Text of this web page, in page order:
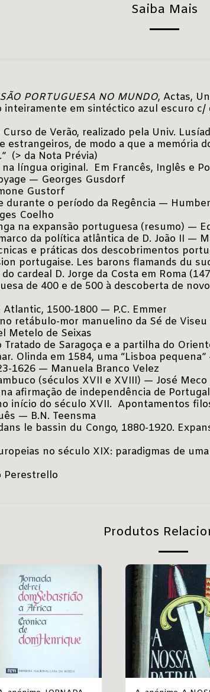
Saiba Mais
PORTUGUESA NO MUNDO, Actas,
inteiramente em sintéctico azul escuro
de Verão, realizado pela Univ.
estrangeiros, de modo a que a memória
(> da Nota Prévia)
língua original. Em Francês, Inglês e
— Georges Gusdorf
Gustorf
durante o período da Regência —
Coelho
na expansão portuguesa (resumo) —
da política atlântica de D. João II —
e práticas dos descobrimentos
portugaise. Les barons flamands du
cardeal D. Jorge da Costa em Roma
de 400 e de 500 à descoberta de
1500-1800 — P.C. Emmer
retábulo-mor manuelino da Sé de
Metelo de Seixas
Tratado de Saragoça e a partilha do
Olinda em 1584, uma “Lisboa
1626 — Manuela Branco Velez
(séculos XVII e XVIII) — José Meco
afirmação de independência de
início do século XVII. Apontamentos
— B.N. Teensma
le bassin du Congo, 1880-1920.
no século XIX: paradigmas de
Perestrello
Produtos